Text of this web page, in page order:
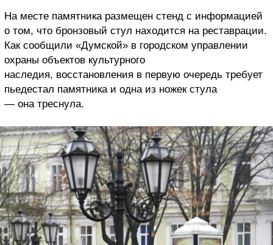
На месте памятника размещен стенд с информацией
о том, что бронзовый стул находится на реставрации.
Как сообщили «Думской» в городском управлении
охраны объектов культурного
наследия, восстановления в первую очередь требует
пьедестал памятника и одна из ножек стула
— она треснула.